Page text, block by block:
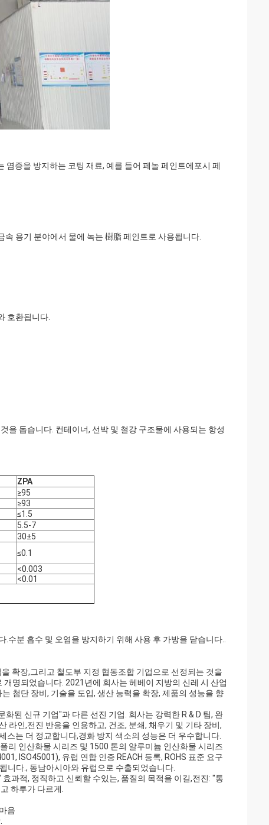
염증을 방지하는 코팅 재료, 예를 들어 페놀 페인트에포시 페
속 용기 분야에서 물에 녹는 樹脂 페인트로 사용됩니다.
호환됩니다.
을 돕습니다. 컨테이너, 선박 및 철강 구조물에 사용되는 항성
ZPA
≥95
≥93
≤1.5
5.5-7
30±5
≤0.1
<0.003
<0.01
분 흡수 및 오염을 방지하기 위해 사용 후 가방을 닫습니다..
확장,그리고 철도부 지정 협동조합 기업으로 선정되는 것을
명되었습니다. 2021년에 회사는 헤베이 지방의 신레 시 산업
첨단 장비, 기술을 도입, 생산 능력을 확장, 제품의 성능을 향
된 신규 기업"과 다른 선진 기업. 회사는 강력한 R & D 팀, 완
라인,전진 반응을 인용하고, 건조, 분쇄, 채우기 및 기타 장비,
스는 더 정교합니다,경화 방지 색소의 성능은 더 우수합니다.
리 인산화물 시리즈 및 1500 톤의 알루미늄 인산화물 시리즈
ISO45001), 유럽 연합 인증 REACH 등록, ROHS 표준 요구
니다., 동남아시아와 유럽으로 수출되었습니다.
과적, 정직하고 신뢰할 수있는, 품질의 목적을 이길,전진: "통
하루가 다르게.
음